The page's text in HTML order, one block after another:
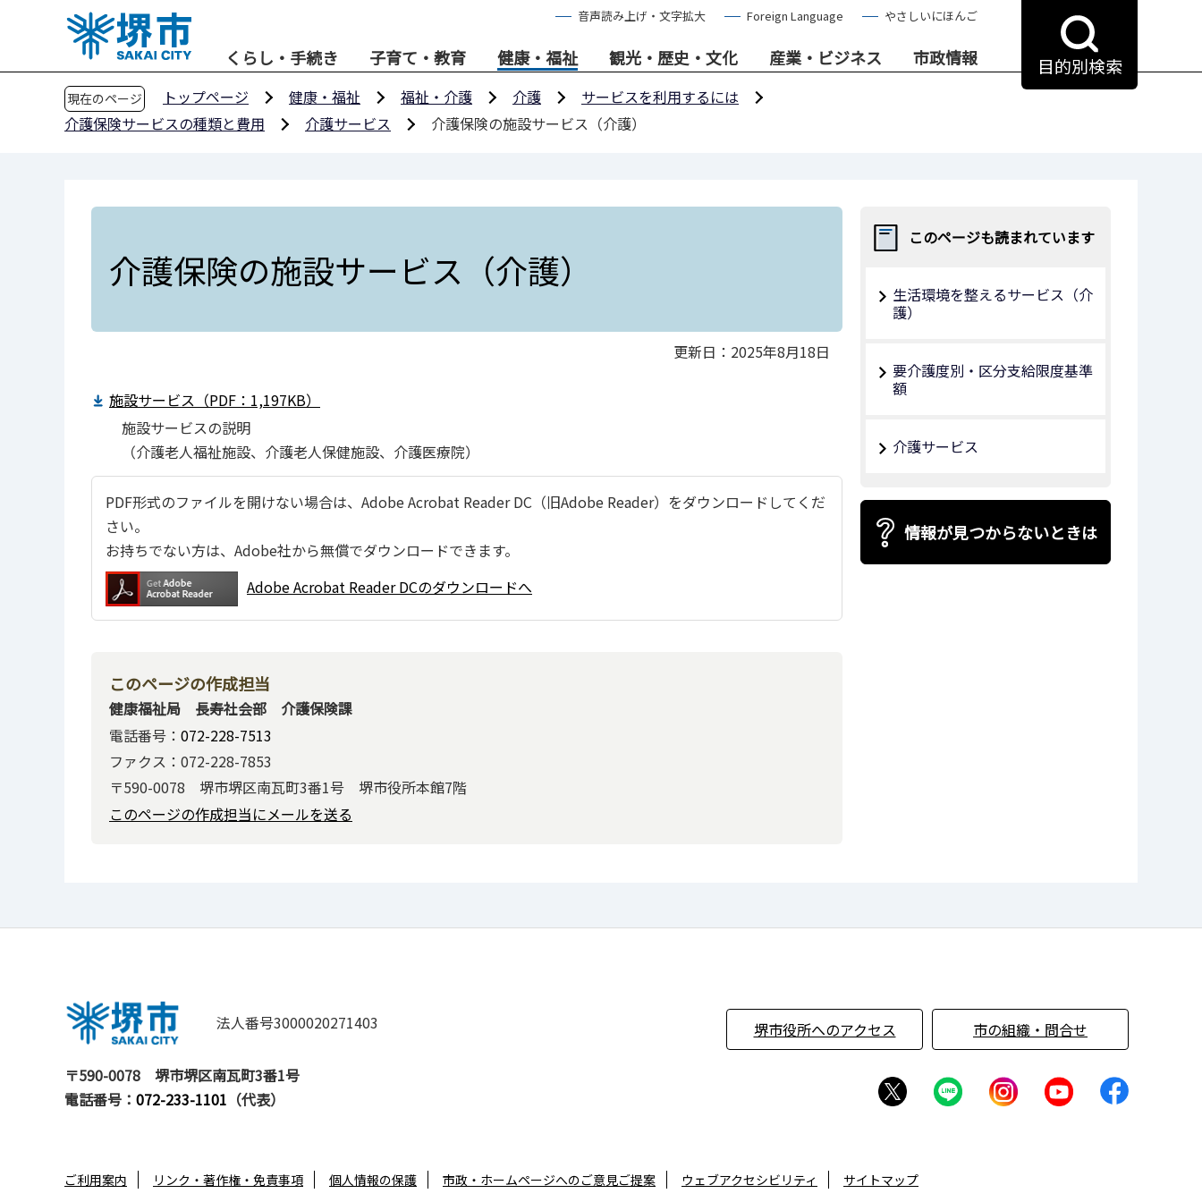
音声読み上げ・文字拡大 Foreign Language やさしいにほんご
くらし・手続き 子育て・教育 健康・福祉 観光・歴史・文化 産業・ビジネス 市政情報 目的別検索
現在のページ トップページ 健康・福祉 福祉・介護 介護
サービスを利用するには
介護保険サービスの種類と費用
介護サービス 介護保険の施設サービス（介護）
介護保険の施設サービス（介護）
更新日：2025年8月18日
施設サービス（PDF：1,197KB）
施設サービスの説明
（介護老人福祉施設、介護老人保健施設、介護医療院）
PDF形式のファイルを開けない場合は、Adobe Acrobat Reader DC（旧Adobe Reader）をダウンロードしてくだ
さい。
お持ちでない方は、Adobe社から無償でダウンロードできます。
Adobe Acrobat Reader DCのダウンロードへ
このページの作成担当
健康福祉局 長寿社会部 介護保険課
電話番号： 072-228-7513
ファクス：072-228-7853
〒590-0078 堺市堺区南瓦町3番1号 堺市役所本館7階
このページの作成担当にメールを送る
このページも読まれています
生活環境を整えるサービス（介
護）
要介護度別・区分支給限度基準
額
介護サービス
情報が見つからないときは
法人番号3000020271403
〒590-0078
堺市堺区南瓦町3番1号
電話番号： 072-233-1101 （代表）
堺市役所へのアクセス 市の組織・問合せ
ご利用案内 リンク・著作権・免責事項 個人情報の保護 市政・ホームページへのご意見ご提案 ウェブアクセシビリティ サイトマップ